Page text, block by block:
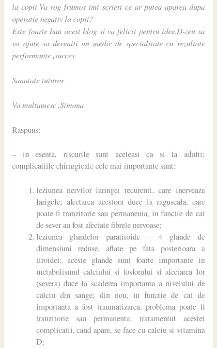
la copii.Va rog frumos imi scrieti ce ar putea aparea dupa
operatie negativ la copii?
Este foarte bun acest blog si va felicit pentru idee.D-zeu sa
va ajute sa deveniti un medic de specialitate cu rezultate
performante ,succes.
Sanatate tuturor
Va multumesc ,Simona
Raspuns:
– in esenta, riscurile sunt aceleasi ca si la adulti;
complicatiile chirurgicale cele mai importante sunt:
leziunea nervilor laringei recurenti, care inerveaza
larigele; afectarea acestora duce la raguseala, care
poate fi tranzitorie sau permanenta, in functie de cat
de sever au fost afectate fibrele nervoase;
leziunea glandelor paratiroide – 4 glande de
dimensiuni reduse, aflate pe fata posterioara a
tiroidei; aceste glande sunt foarte importante in
metabolismul calciului si fosforului si afectarea lor
(severa) duce la scaderea importanta a nivelului de
calciu din sange; din nou, in functie de cat de
importanta a fost traumatizarea, problema poate fi
tranzitorie sau permanenta; tratamentul acestei
complicatii, cand apare, se face cu calciu si vitamina
D;